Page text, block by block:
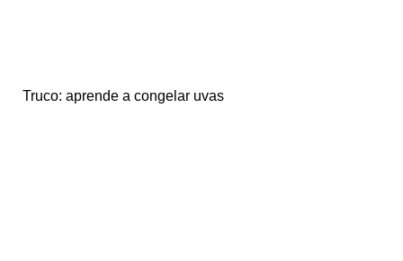
Truco: aprende a congelar uvas